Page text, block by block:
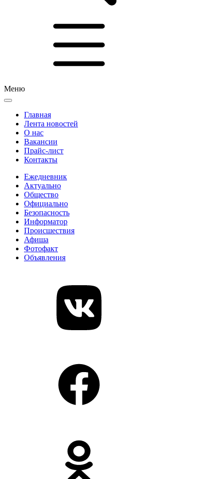
Меню
Главная
Лента новостей
О нас
Вакансии
Прайс-лист
Контакты
Ежедневник
Актуально
Общество
Официально
Безопасность
Информатор
Происшествия
Афиша
Фотофакт
Объявления